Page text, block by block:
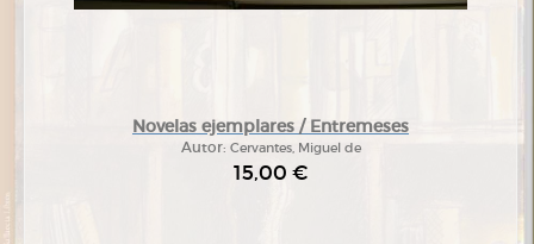
Novelas ejemplares / Entremeses
Autor: Cervantes, Miguel de
15,00 €